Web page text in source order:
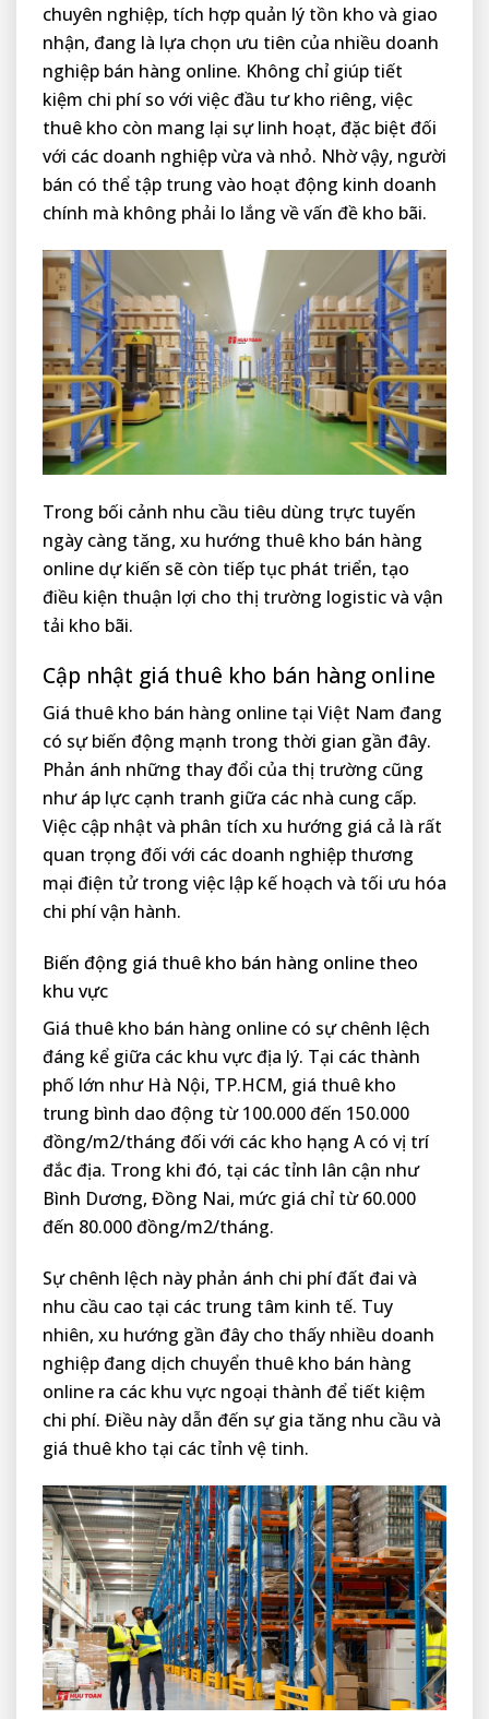
chuyên nghiệp, tích hợp quản lý tồn kho và giao
nhận, đang là lựa chọn ưu tiên của nhiều doanh
nghiệp bán hàng online. Không chỉ giúp tiết
kiệm chi phí so với việc đầu tư kho riêng, việc
thuê kho còn mang lại sự linh hoạt, đặc biệt đối
với các doanh nghiệp vừa và nhỏ. Nhờ vậy, người
bán có thể tập trung vào hoạt động kinh doanh
chính mà không phải lo lắng về vấn đề kho bãi.
Trong bối cảnh nhu cầu tiêu dùng trực tuyến
ngày càng tăng, xu hướng thuê kho bán hàng
online dự kiến sẽ còn tiếp tục phát triển, tạo
điều kiện thuận lợi cho thị trường logistic và vận
tải kho bãi.
Cập nhật giá thuê kho bán hàng online
Giá thuê kho bán hàng online tại Việt Nam đang
có sự biến động mạnh trong thời gian gần đây.
Phản ánh những thay đổi của thị trường cũng
như áp lực cạnh tranh giữa các nhà cung cấp.
Việc cập nhật và phân tích xu hướng giá cả là rất
quan trọng đối với các doanh nghiệp thương
mại điện tử trong việc lập kế hoạch và tối ưu hóa
chi phí vận hành.
Biến động giá thuê kho bán hàng online theo
khu vực
Giá thuê kho bán hàng online có sự chênh lệch
đáng kể giữa các khu vực địa lý. Tại các thành
phố lớn như Hà Nội, TP.HCM, giá thuê kho
trung bình dao động từ 100.000 đến 150.000
đồng/m2/tháng đối với các kho hạng A có vị trí
đắc địa. Trong khi đó, tại các tỉnh lân cận như
Bình Dương, Đồng Nai, mức giá chỉ từ 60.000
đến 80.000 đồng/m2/tháng.
Sự chênh lệch này phản ánh chi phí đất đai và
nhu cầu cao tại các trung tâm kinh tế. Tuy
nhiên, xu hướng gần đây cho thấy nhiều doanh
nghiệp đang dịch chuyển thuê kho bán hàng
online ra các khu vực ngoại thành để tiết kiệm
chi phí. Điều này dẫn đến sự gia tăng nhu cầu và
giá thuê kho tại các tỉnh vệ tinh.